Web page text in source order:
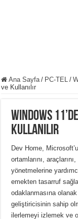
Ana Sayfa / PC-TEL /
ve Kullanılır
Windows
Kullanılır
Dev Home,
ortamlarını,
yönetmelerine
emekten tasarruf
odaklanmasına
geliştiricisinin sahip
ilerlemeyi izlemek ve